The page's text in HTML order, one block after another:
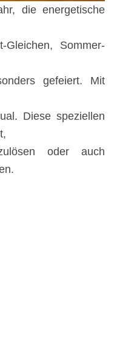
Sommer-
gefeiert. Mit
Diese speziellen
oder auch